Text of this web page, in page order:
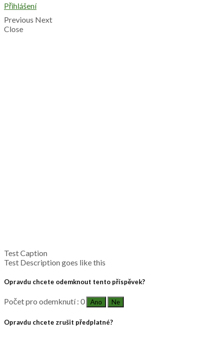
Přihlášení
Previous Next
Close
Test Caption
Test Description goes like this
Opravdu chcete odemknout tento příspěvek?
Počet pro odemknutí : 0 Ano Ne
Opravdu chcete zrušit předplatné?